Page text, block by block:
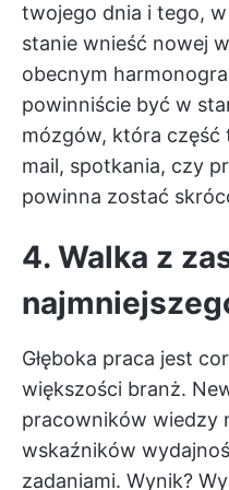
twojego dnia i tego,
stanie wnieść nowej
obecnym
powinniście być w
mózgów, która
mail, spotkania, czy
powinna zostać
4. Walka z
Głęboka praca jest
większości branż.
pracowników wiedzy
wskaźników
zadaniami. Wynik?